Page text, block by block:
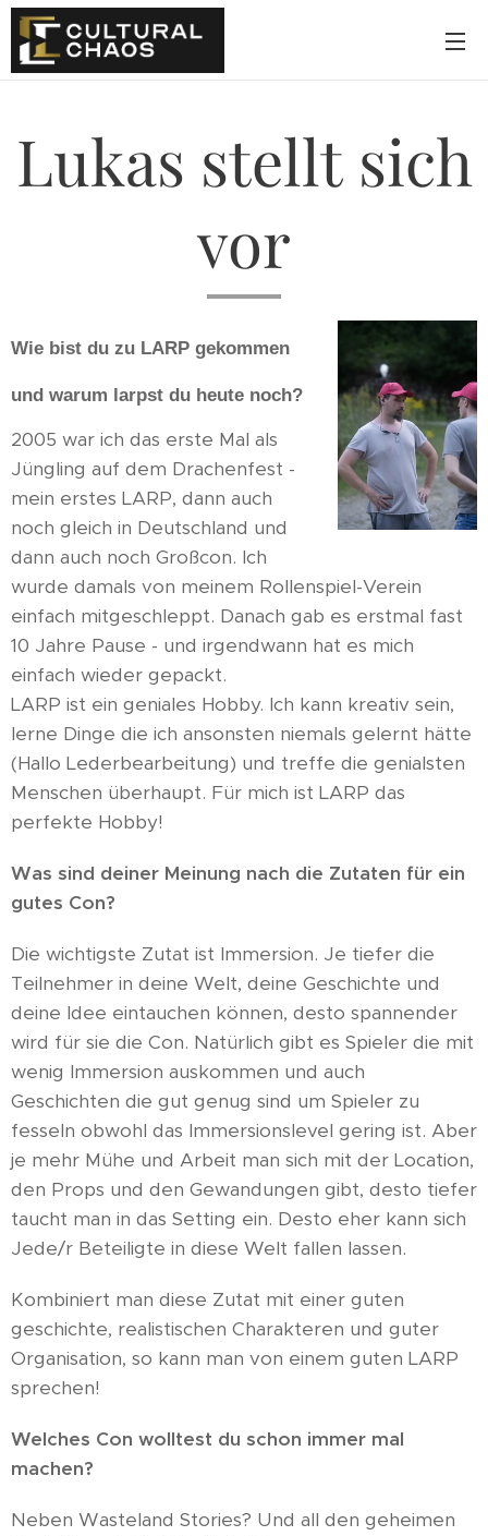
Lukas stellt sich
vor
Wie bist du zu LARP gekommen
und warum larpst du heute noch?
2005 war ich das erste Mal als
Jüngling auf dem Drachenfest -
mein erstes LARP, dann auch
noch gleich in Deutschland und
dann auch noch Großcon. Ich
wurde damals von meinem Rollenspiel-Verein
einfach mitgeschleppt. Danach gab es erstmal fast
10 Jahre Pause - und irgendwann hat es mich
einfach wieder gepackt.
LARP ist ein geniales Hobby. Ich kann kreativ sein,
lerne Dinge die ich ansonsten niemals gelernt hätte
(Hallo Lederbearbeitung) und treffe die genialsten
Menschen überhaupt. Für mich ist LARP das
perfekte Hobby!
Was sind deiner Meinung nach die Zutaten für ein
gutes Con?
Die wichtigste Zutat ist Immersion. Je tiefer die
Teilnehmer in deine Welt, deine Geschichte und
deine Idee eintauchen können, desto spannender
wird für sie die Con. Natürlich gibt es Spieler die mit
wenig Immersion auskommen und auch
Geschichten die gut genug sind um Spieler zu
fesseln obwohl das Immersionslevel gering ist. Aber
je mehr Mühe und Arbeit man sich mit der Location,
den Props und den Gewandungen gibt, desto tiefer
taucht man in das Setting ein. Desto eher kann sich
Jede/r Beteiligte in diese Welt fallen lassen.
Kombiniert man diese Zutat mit einer guten
geschichte, realistischen Charakteren und guter
Organisation, so kann man von einem guten LARP
sprechen!
Welches Con wolltest du schon immer mal
machen?
Neben Wasteland Stories? Und all den geheimen